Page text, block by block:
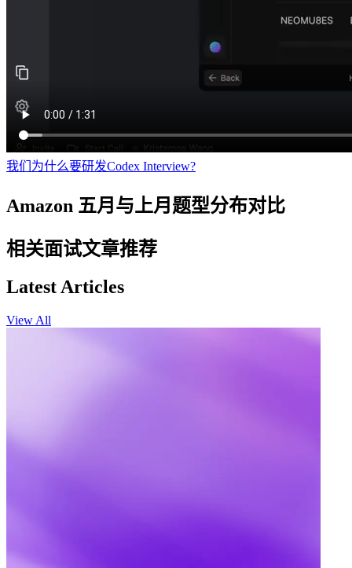
我们为什么要研发Codex Interview?
Amazon 五月与上月题型分布对比
相关面试文章推荐
Latest Articles
View All